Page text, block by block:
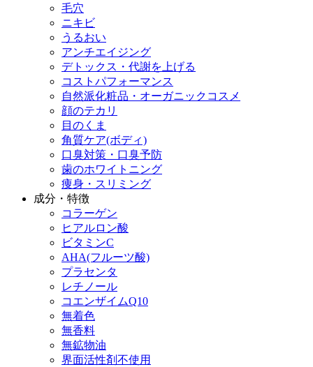
毛穴
ニキビ
うるおい
アンチエイジング
デトックス・代謝を上げる
コストパフォーマンス
自然派化粧品・オーガニックコスメ
顔のテカリ
目のくま
角質ケア(ボディ)
口臭対策・口臭予防
歯のホワイトニング
痩身・スリミング
成分・特徴
コラーゲン
ヒアルロン酸
ビタミンC
AHA(フルーツ酸)
プラセンタ
レチノール
コエンザイムQ10
無着色
無香料
無鉱物油
界面活性剤不使用